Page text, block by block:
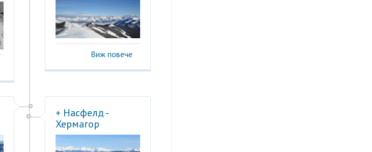
Виж повече
+ Насфелд -
Хермагор